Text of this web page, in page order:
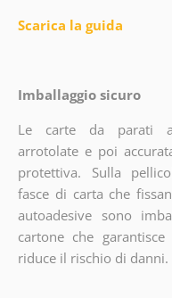
Scarica la guida
Imballaggio sicuro
Le carte da parati
arrotolate e poi
protettiva. Sulla
fasce di carta che
autoadesive sono
cartone che
riduce il rischio di danni.